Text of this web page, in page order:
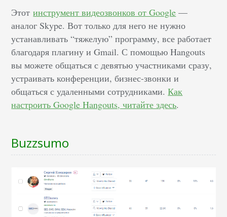
Этотинструмент видеозвонков от Google —
аналог Skype. Вот только для него не нужно
устанавливать “тяжелую” программу, все работает
благодаря плагину и Gmail. С помощью Hangouts
вы можете общаться с девятью участниками сразу,
устраивать конференции, бизнес-звонки и
общаться с удаленными сотрудниками.Как
настроить Google Hangouts, читайте здесь.
Buzzsumo